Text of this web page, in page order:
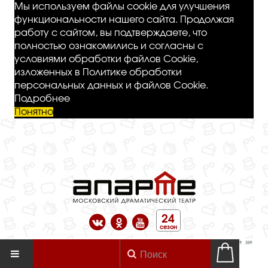
Мы используем файлы cookie для улучшения
функциональности нашего сайта. Продолжая
работу с сайтом, вы подтверждаете, что
полностью ознакомились и согласны с
условиями обработки файлов Cookie,
изложенных в Политике обработки
персональных данных и файлов Cookie.
Подробнее
Понятно
24
сезон